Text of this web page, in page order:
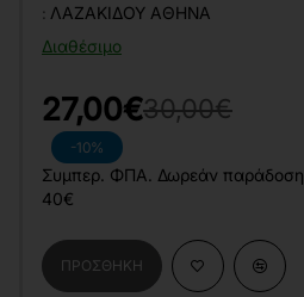
Διαθέσιμο
: ΛΑΖΑΚΊΔΟΥ ΑΘΗΝΆ
-10%
27,00€30,00€
Συμπερ. ΦΠΑ. Δωρεάν
40€
ΠΡΟΣΘΉΚΗ